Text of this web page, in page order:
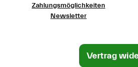
Zahlungsmöglichkeiten
Newsletter
Vertrag